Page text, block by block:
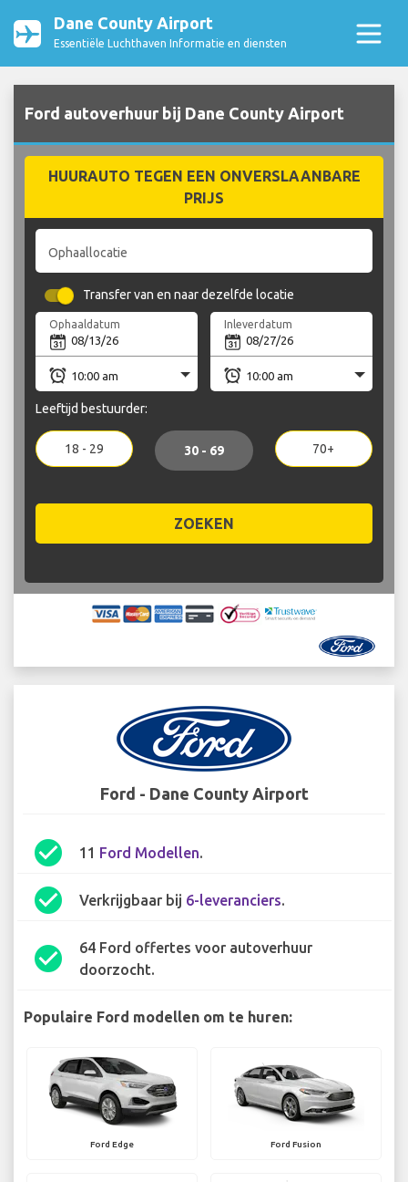
Dane County Airport
Essentiële Luchthaven Informatie en diensten
Ford autoverhuur bij Dane County Airport
HUURAUTO TEGEN EEN ONVERSLAANBARE
PRIJS
Ophaallocatie
Transfer van en naar dezelfde locatie
Ophaaldatum Inleverdatum
Leeftijd bestuurder:
18 - 29 30 - 69 70+
ZOEKEN
Ford - Dane County Airport
check_circle 11 Ford Modellen.
check_circle Verkrijgbaar bij 6-leveranciers.
check_circle
64 Ford offertes voor autoverhuur
doorzocht.
Populaire Ford modellen om te huren:
Ford Edge Ford Fusion